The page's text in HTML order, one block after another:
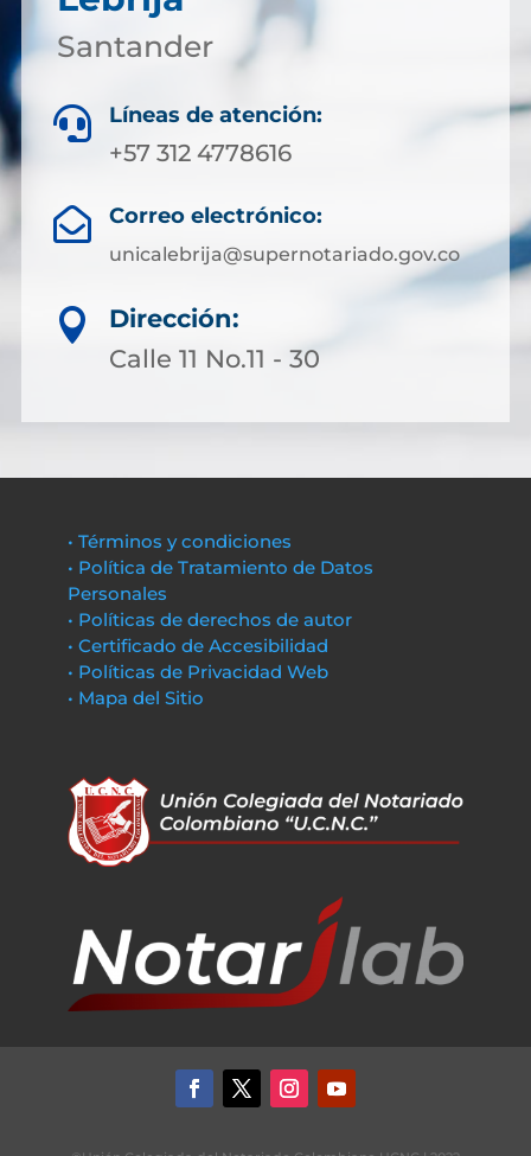
Santander
 Líneas de atención:
+57 312 4778616
 Correo electrónico:
unicalebrija@supernotariado.gov.co

Dirección:
Calle 11 No.11 - 30
• Términos y condiciones
• Política de Tratamiento de Datos
Personales
• Políticas de derechos de autor
• Certificado de Accesibilidad
• Políticas de Privacidad Web
• Mapa del Sitio